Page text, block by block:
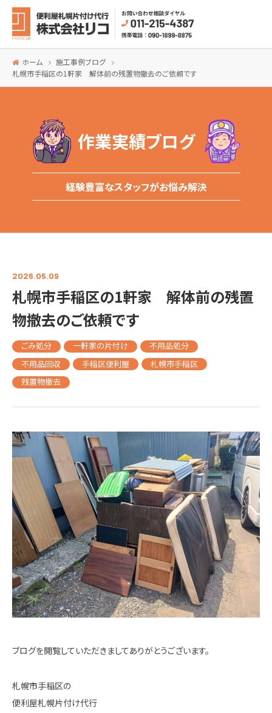
ホーム
施工事例ブログ
札幌市手稲区の1軒家 解体前の残置物撤去のご依頼です
作業実績ブログ
経験豊富なスタッフがお悩み解決
2026.05.09
札幌市手稲区の1軒家 解体前の残置
物撤去のご依頼です
ごみ処分 一軒家の片付け
不用品処分
不用品回収
手稲区便利屋
札幌市手稲区
残置物撤去
ブログを閲覧していただきましてありがとうございます。
札幌市手稲区の
便利屋札幌片付け代行